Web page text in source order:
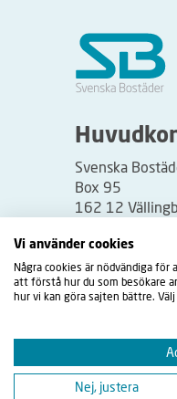
Svenska
Box 95
162 12
Besöksadress:
Vällingbyplan 2
Vi använder cookies
Några cookies är nödvändiga
att förstå hur du som besökare
hur vi kan göra sajten bättre.
Nej, justera